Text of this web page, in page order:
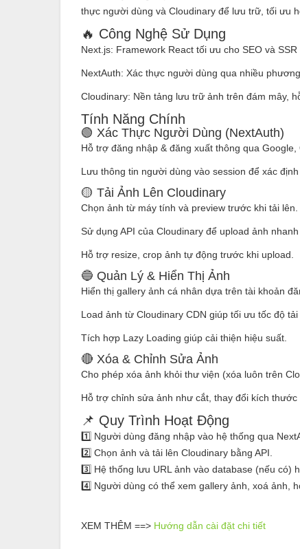
thực người dùng và Cloudinary để lưu trữ, tối ưu
🔥 Công Nghệ Sử Dụng
Next.js: Framework React tối ưu cho SEO và
NextAuth: Xác thực người dùng qua nhiều
Cloudinary: Nền tảng lưu trữ ảnh trên đám mây,
Tính Năng Chính
🟢 Xác Thực Người Dùng (NextAuth)
Hỗ trợ đăng nhập & đăng xuất thông qua Google,
Lưu thông tin người dùng vào session để xác định
🟡 Tải Ảnh Lên Cloudinary
Chọn ảnh từ máy tính và preview trước khi tải lên.
Sử dụng API của Cloudinary để upload ảnh nhanh
Hỗ trợ resize, crop ảnh tự động trước khi upload.
🔵 Quản Lý & Hiển Thị Ảnh
Hiển thị gallery ảnh cá nhân dựa trên tài khoản
Load ảnh từ Cloudinary CDN giúp tối ưu tốc độ tải
Tích hợp Lazy Loading giúp cải thiện hiệu suất.
🔴 Xóa & Chỉnh Sửa Ảnh
Cho phép xóa ảnh khỏi thư viện (xóa luôn trên
Hỗ trợ chỉnh sửa ảnh như cắt, thay đổi kích thước
📌 Quy Trình Hoạt Động
1️⃣ Người dùng đăng nhập vào hệ thống qua
2️⃣ Chọn ảnh và tải lên Cloudinary bằng API.
3️⃣ Hệ thống lưu URL ảnh vào database (nếu có)
4️⃣ Người dùng có thể xem gallery ảnh, xoá ảnh,
XEM THÊM ==> Hướng dẫn cài đặt chi tiết